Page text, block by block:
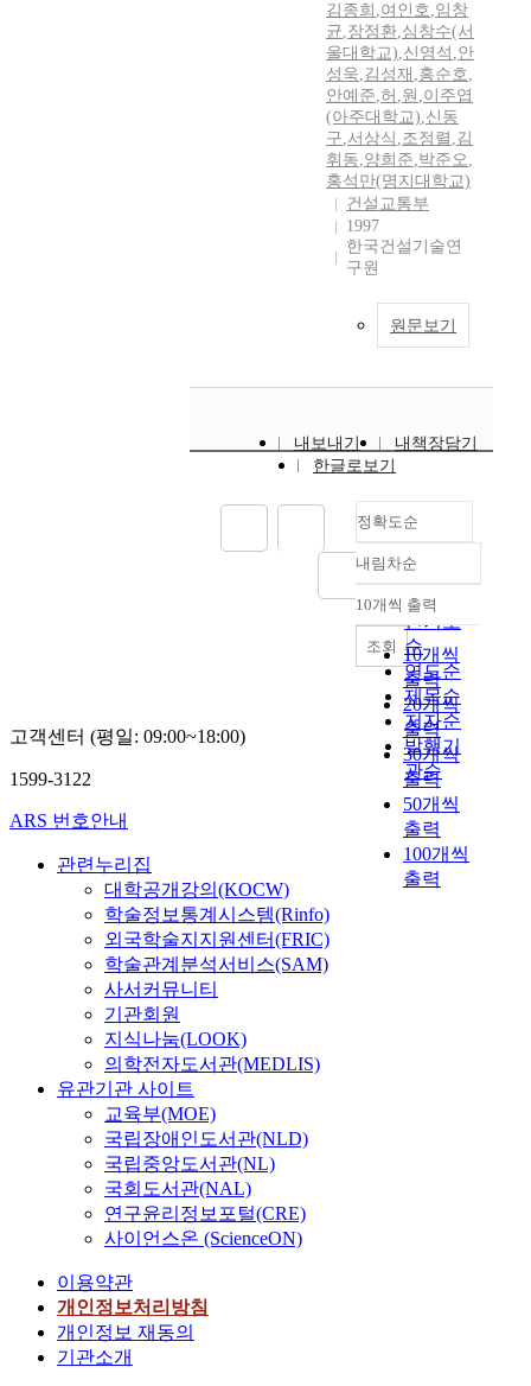
김종희 ,여인호,임창
균,장정환,심창수(서
울대학교),신영석 ,안
성욱,김성재 ,홍순호,
안예준,허 ,원 ,이주엽
(아주대학교),신동
구,서상식 ,조정렬 ,김
휘동,양희준,박준오,
홍석만(명지대학교)
건설교통부
1997
한국건설기술연
구원
원문보기
내보내기
내책장담기
한글로보기
정확도순
정확도
순
인기도
순
연도순
제목순
저자순
발행기
관순
내림차순
내림차순
10개씩 출력
10개씩
출력
20개씩
출력
30개씩
출력
50개씩
출력
100개씩
출력
조회
고객센터 (평일: 09:00~18:00)
1599-3122
ARS 번호안내
관련누리집
대학공개강의(KOCW)
학술정보통계시스템(Rinfo)
외국학술지지원센터(FRIC)
학술관계분석서비스(SAM)
사서커뮤니티
기관회원
지식나눔(LOOK)
의학전자도서관(MEDLIS)
유관기관 사이트
교육부(MOE)
국립장애인도서관(NLD)
국립중앙도서관(NL)
국회도서관(NAL)
연구윤리정보포털(CRE)
사이언스온 (ScienceON)
이용약관
개인정보처리방침
개인정보 재동의
기관소개